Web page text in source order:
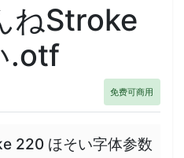
ねStroke
.otf
免费可商用
220 ほそい字体参数